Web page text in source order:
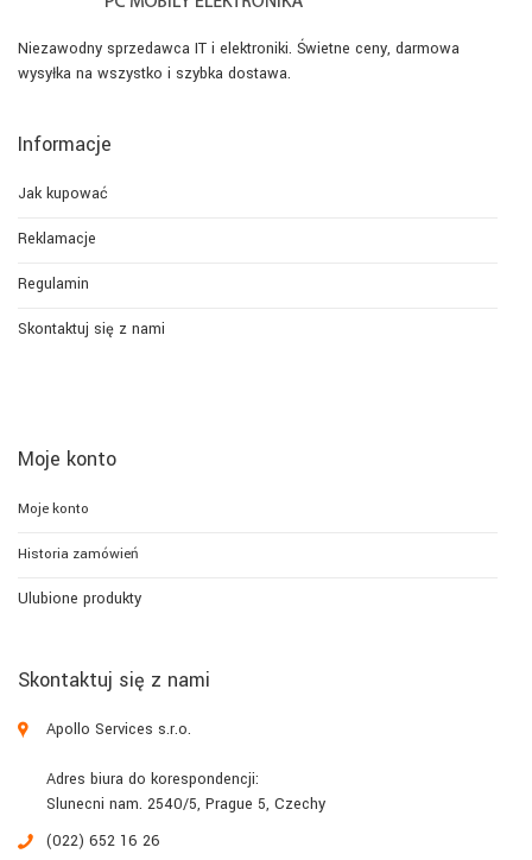
Niezawodny sprzedawca IT i elektroniki. Świetne ceny, darmowa
wysyłka na wszystko i szybka dostawa.
Informacje
Jak kupować
Reklamacje
Regulamin
Skontaktuj się z nami
Moje konto
Moje konto
Historia zamówień
Ulubione produkty
Skontaktuj się z nami
Apollo Services s.r.o.
Adres biura do korespondencji:
Slunecni nam. 2540/5, Prague 5, Czechy
(022) 652 16 26